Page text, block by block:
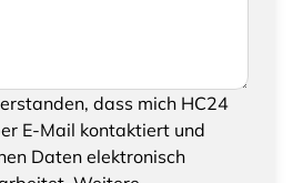
zu können, bestätigen
und Verarbeiten Ihrer
dass mich HC24
E-Mail kontaktiert und
Daten elektronisch